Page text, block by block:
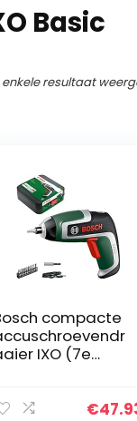
Basic
enkele resultaat
compacte
IXO (7e
micro-USB-
€